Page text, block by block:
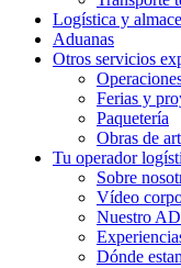
Logística y
Aduanas
Otros servicios
Ferias y
Paquetería
Obras de
Tu operador
Sobre
Vídeo
Nuestro
Dónde